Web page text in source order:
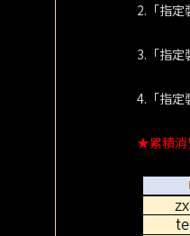
2.「指定
3.「指定
4.「指定
★累積消